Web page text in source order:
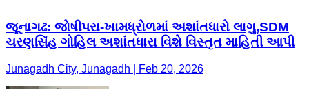
જૂનાગઢ: જોષીપરા-ખામધ્રોળમાં અશાંતધારો લાગુ,SDM
ચરણસિંહ ગોહિલ અશાંતધારા વિશે વિસ્તૃત માહિતી આપી
Junagadh City, Junagadh | Feb 20, 2026